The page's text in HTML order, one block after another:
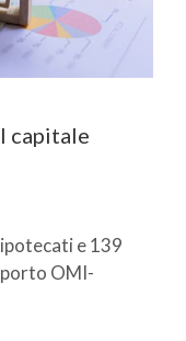
capitale
e 139
OMI-